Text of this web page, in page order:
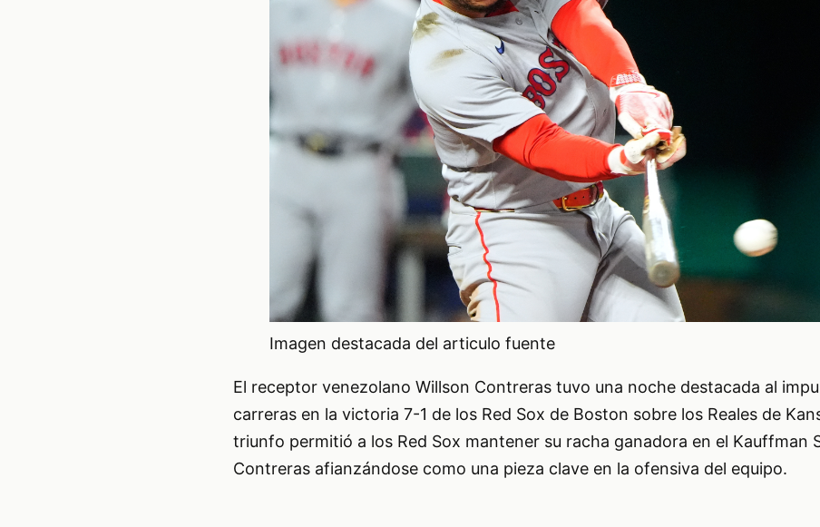
Imagen destacada del articulo fuente
El receptor venezolano Willson Contreras tuvo una noche destacada al
carreras en la victoria 7-1 de los Red Sox de Boston sobre los Reales de
triunfo permitió a los Red Sox mantener su racha ganadora en el Kauffman
Contreras afianzándose como una pieza clave en la ofensiva del equipo.